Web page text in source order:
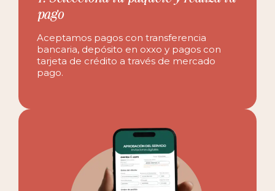
pago
Aceptamos pagos con transferencia
bancaria, depósito en oxxo y pagos con
tarjeta de crédito a través de mercado
pago.